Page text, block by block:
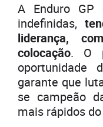
A Enduro
indefinidas,
liderança,
colocação. O
oportunidade
garante que
se campeão
mais rápidos